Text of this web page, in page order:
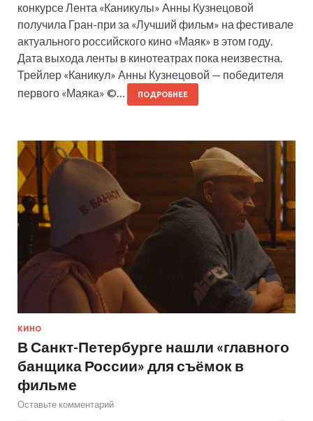
конкурсе Лента «Каникулы» Анны Кузнецовой
получила Гран-при за «Лучший фильм» на фестивале
актуального российского кино «Маяк» в этом году.
Дата выхода ленты в кинотеатрах пока неизвестна.
Трейлер «Каникул» Анны Кузнецовой — победителя
первого «Маяка» ©…
ПОДРОБНЕЕ
КИНО
В Санкт-Петербурге нашли «главного
банщика России» для съёмок в
фильме
Оставьте комментарий